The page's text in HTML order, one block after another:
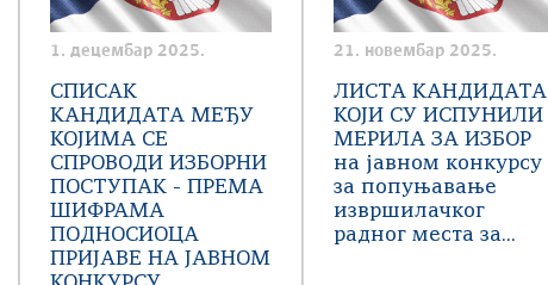
1. децембар 2025.
СПИСАК
КАНДИДАТА МЕЂУ
КОЈИМА СЕ
СПРОВОДИ ИЗБОРНИ
ПОСТУПАК - ПРЕМА
ШИФРАМА
ПОДНОСИОЦА
ПРИЈАВЕ НА ЈАВНОМ
21. новембар 2025.
ЛИСТА КАНДИДАТА
КОЈИ СУ ИСПУНИЛИ
МЕРИЛА ЗА ИЗБОР
на јавном конкурсу
за попуњавање
извршилачког
радног места за...